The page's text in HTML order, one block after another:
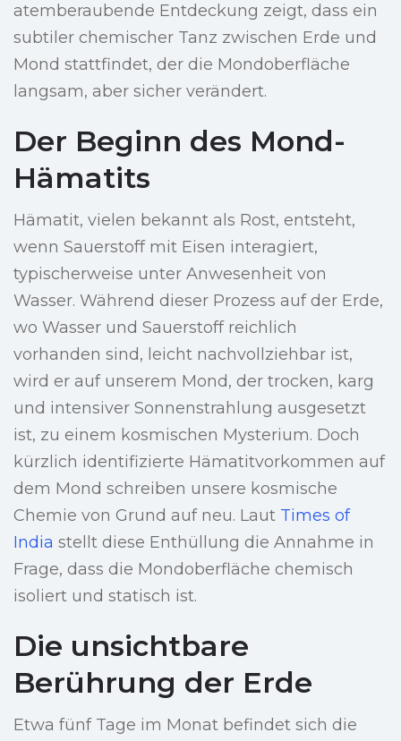
atemberaubende Entdeckung zeigt, dass ein
subtiler chemischer Tanz zwischen Erde und
Mond stattfindet, der die Mondoberfläche
langsam, aber sicher verändert.
Der Beginn des Mond-
Hämatits
Hämatit, vielen bekannt als Rost, entsteht,
wenn Sauerstoff mit Eisen interagiert,
typischerweise unter Anwesenheit von
Wasser. Während dieser Prozess auf der Erde,
wo Wasser und Sauerstoff reichlich
vorhanden sind, leicht nachvollziehbar ist,
wird er auf unserem Mond, der trocken, karg
und intensiver Sonnenstrahlung ausgesetzt
ist, zu einem kosmischen Mysterium. Doch
kürzlich identifizierte Hämatitvorkommen auf
dem Mond schreiben unsere kosmische
Chemie von Grund auf neu. Laut Times of
India stellt diese Enthüllung die Annahme in
Frage, dass die Mondoberfläche chemisch
isoliert und statisch ist.
Die unsichtbare
Berührung der Erde
Etwa fünf Tage im Monat befindet sich die